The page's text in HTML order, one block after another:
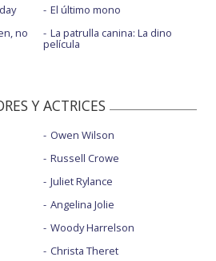
no
El último mono
La patrulla canina: La dino
película
Y ACTRICES
Owen Wilson
Russell Crowe
Juliet Rylance
Angelina Jolie
Woody Harrelson
Christa Theret